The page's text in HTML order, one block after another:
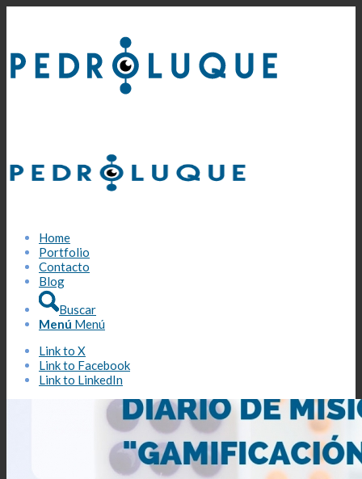
Home
Portfolio
Contacto
Blog
Buscar
Menú Menú
Link to X
Link to Facebook
Link to LinkedIn